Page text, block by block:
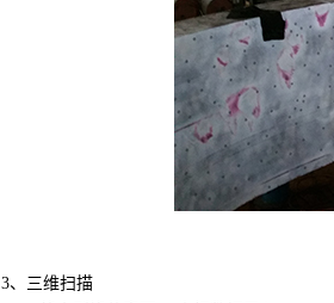
3、三维扫描